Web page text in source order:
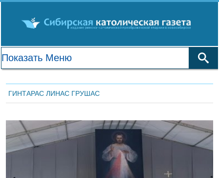
ГИНТАРАС ЛИНАС ГРУШАС
ГЛАВНАЯ